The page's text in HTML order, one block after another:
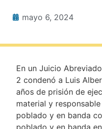
mayo 6, 2024
En un Juicio
2 condenó a Luis
años de prisión de
material y
poblado y en banda